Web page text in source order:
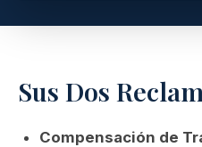
Sus Dos
Compensación de